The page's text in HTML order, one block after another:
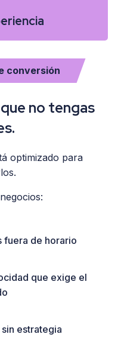
conversión
no tengas
optimizado para
fuera de horario
que exige el
estrategia